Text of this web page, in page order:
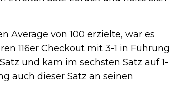
Average von 100 erzielte, war es
116er Checkout mit 3-1 in Führung
und kam im sechsten Satz auf 1-
auch dieser Satz an seinen